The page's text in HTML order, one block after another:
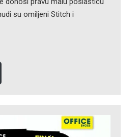
su omiljeni Stitch i